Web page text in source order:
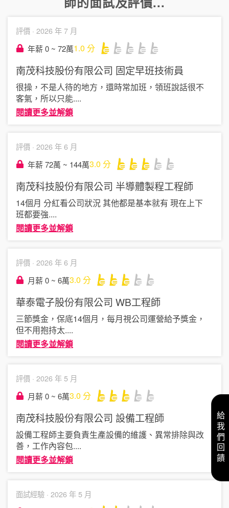
評價 · 2026 年 7 月
年薪 0 ~ 72萬1.0 分
南茂科技股份有限公司 固定早班技術員
很操，不是人待的地方，還時常加班，領班說話很不
客氣，所以只能....
閱讀更多並解鎖
評價 · 2026 年 6 月
年薪 72萬 ~ 144萬3.0 分
南茂科技股份有限公司 半導體製程工程師
14個月 分紅看公司狀況 其他都是基本就有 現在上下
班都要強....
閱讀更多並解鎖
評價 · 2026 年 6 月
月薪 0 ~ 6萬3.0 分
華泰電子股份有限公司 WB工程師
三節獎金，保底14個月，每月視公司運營給予獎金，
但不用抱持太....
閱讀更多並解鎖
評價 · 2026 年 5 月
月薪 0 ~ 6萬3.0 分
南茂科技股份有限公司 設備工程師
設備工程師主要負責生產設備的維護、異常排除與改
善，工作內容包....
閱讀更多並解鎖
面試經驗 · 2026 年 5 月
給我們回饋